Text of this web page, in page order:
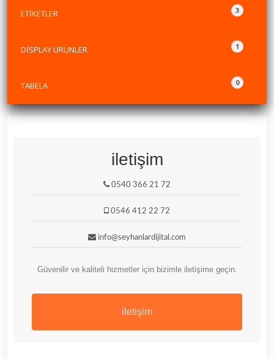
3
ETİKETLER
1
DİSPLAY ÜRÜNLER
0
TABELA
iletişim
0540 366 21 72
0546 412 22 72
info@seyhanlardijital.com
Güvenilir ve kaliteli hizmetler için bizimle iletişime geçin.
iletişim